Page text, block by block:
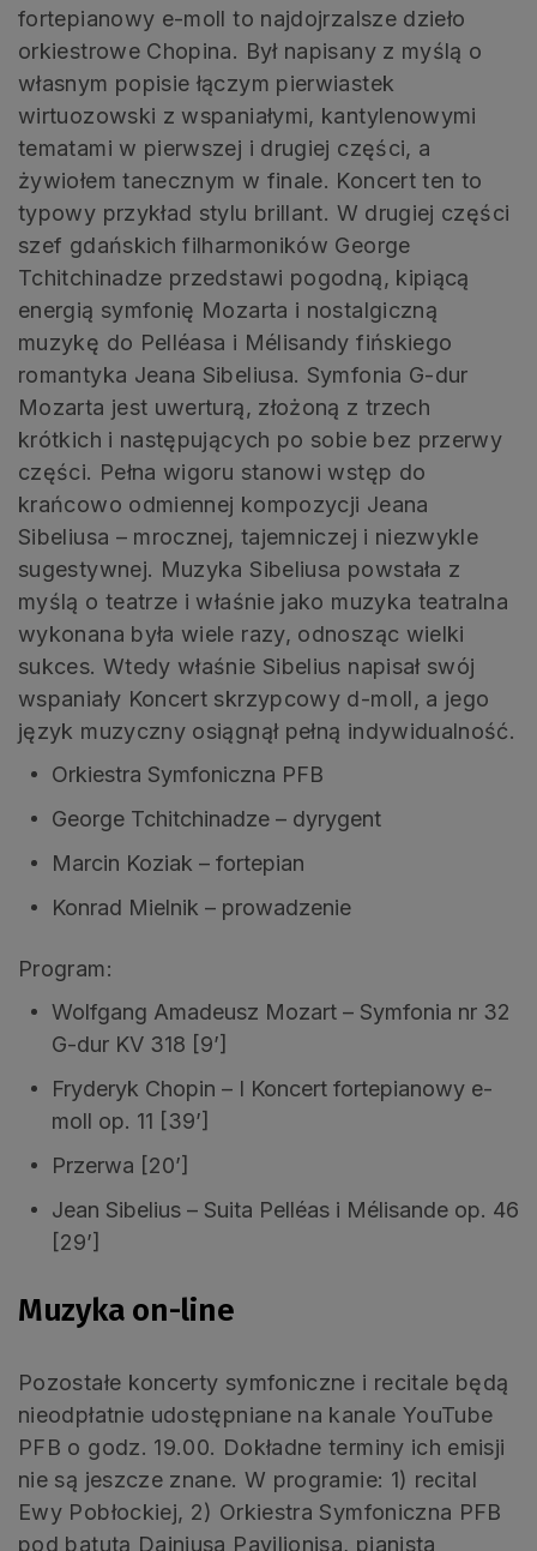
fortepianowy e-moll to najdojrzalsze dzieło
orkiestrowe Chopina. Był napisany z myślą o
własnym popisie łączym pierwiastek
wirtuozowski z wspaniałymi, kantylenowymi
tematami w pierwszej i drugiej części, a
żywiołem tanecznym w finale. Koncert ten to
typowy przykład stylu brillant. W drugiej części
szef gdańskich filharmoników George
Tchitchinadze przedstawi pogodną, kipiącą
energią symfonię Mozarta i nostalgiczną
muzykę do Pelléasa i Mélisandy fińskiego
romantyka Jeana Sibeliusa. Symfonia G-dur
Mozarta jest uwerturą, złożoną z trzech
krótkich i następujących po sobie bez przerwy
części. Pełna wigoru stanowi wstęp do
krańcowo odmiennej kompozycji Jeana
Sibeliusa – mrocznej, tajemniczej i niezwykle
sugestywnej. Muzyka Sibeliusa powstała z
myślą o teatrze i właśnie jako muzyka teatralna
wykonana była wiele razy, odnosząc wielki
sukces. Wtedy właśnie Sibelius napisał swój
wspaniały Koncert skrzypcowy d-moll, a jego
język muzyczny osiągnął pełną indywidualność.
Orkiestra Symfoniczna PFB
George Tchitchinadze – dyrygent
Marcin Koziak – fortepian
Konrad Mielnik – prowadzenie
Program:
Wolfgang Amadeusz Mozart – Symfonia nr 32
G-dur KV 318 [9’]
Fryderyk Chopin – I Koncert fortepianowy e-
moll op. 11 [39’]
Przerwa [20’]
Jean Sibelius – Suita Pelléas i Mélisande op. 46
[29’]
Muzyka on-line
Pozostałe koncerty symfoniczne i recitale będą
nieodpłatnie udostępniane na kanale YouTube
PFB o godz. 19.00. Dokładne terminy ich emisji
nie są jeszcze znane. W programie: 1) recital
Ewy Pobłockiej, 2) Orkiestra Symfoniczna PFB
pod batutą Dainiusa Pavilionisa, pianista